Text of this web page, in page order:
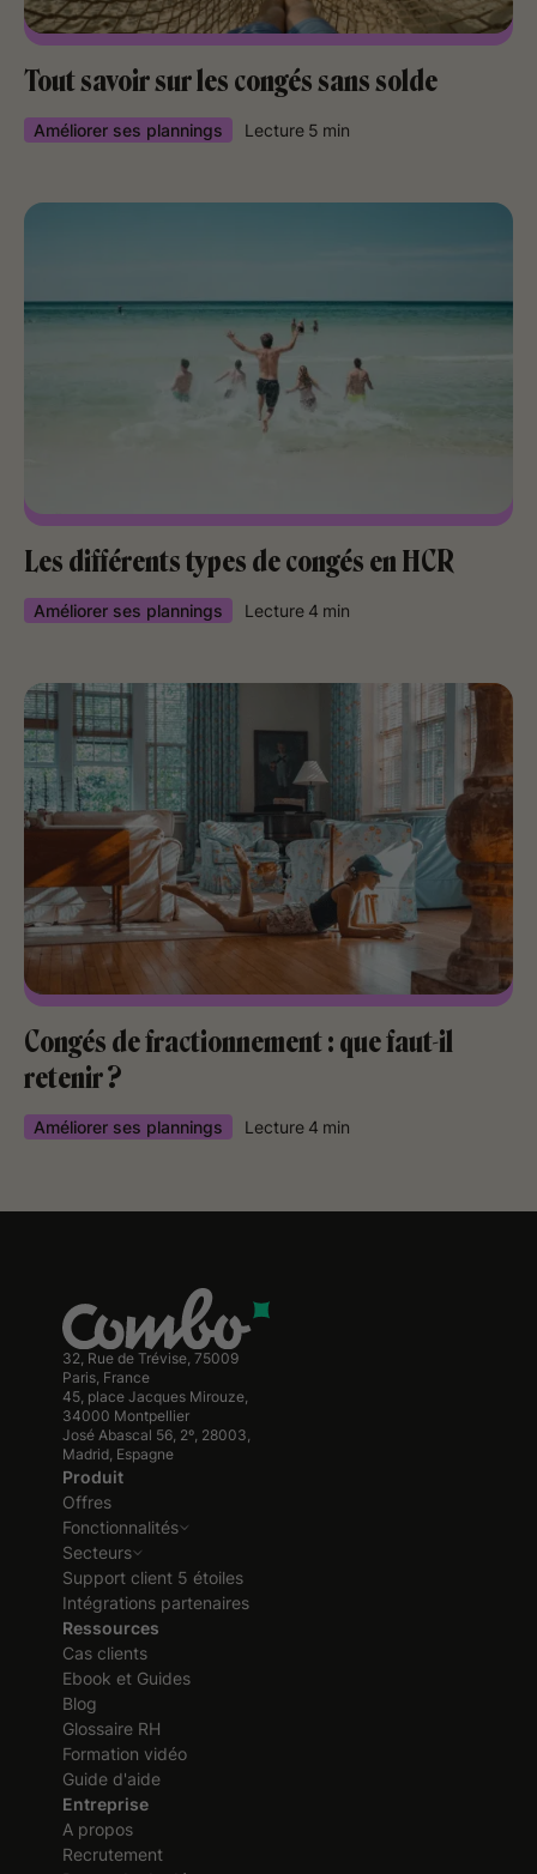
Tout savoir sur les congés sans solde
Améliorer ses plannings Lecture 5 min
Les différents types de congés en HCR
Améliorer ses plannings Lecture 4 min
Congés de fractionnement : que faut-il
retenir ?
Améliorer ses plannings Lecture 4 min
32, Rue de Trévise, 75009
Paris, France
45, place Jacques Mirouze,
34000 Montpellier
José Abascal 56, 2º, 28003,
Madrid, Espagne
Produit
Offres
Fonctionnalités
Secteurs
Support client 5 étoiles
Intégrations partenaires
Ressources
Cas clients
Ebook et Guides
Blog
Glossaire RH
Formation vidéo
Guide d'aide
Entreprise
A propos
Recrutement